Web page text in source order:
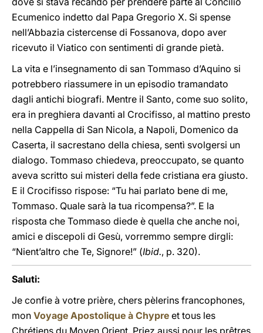
Ecumenico indetto dal Papa Gregorio X. Si spense
nell’Abbazia cistercense di Fossanova, dopo aver
ricevuto il Viatico con sentimenti di grande pietà.
La vita e l’insegnamento di san Tommaso d’Aquino si
potrebbero riassumere in un episodio tramandato
dagli antichi biografi. Mentre il Santo, come suo solito,
era in preghiera davanti al Crocifisso, al mattino presto
nella Cappella di San Nicola, a Napoli, Domenico da
Caserta, il sacrestano della chiesa, sentì svolgersi un
dialogo. Tommaso chiedeva, preoccupato, se quanto
aveva scritto sui misteri della fede cristiana era giusto.
E il Crocifisso rispose: “Tu hai parlato bene di me,
Tommaso. Quale sarà la tua ricompensa?”. E la
risposta che Tommaso diede è quella che anche noi,
amici e discepoli di Gesù, vorremmo sempre dirgli:
“Nient’altro che Te, Signore!” (Ibid., p. 320).
Saluti:
Je confie à votre prière, chers pèlerins francophones,
mon Voyage Apostolique à Chypre et tous les
Chrétiens du Moyen Orient. Priez aussi pour les prêtres